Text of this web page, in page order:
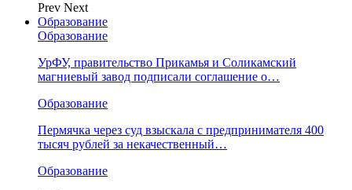
Prev Next
Образование
Образование
УрФУ, правительство Прикамья и Соликамский
магниевый завод подписали соглашение о…
Образование
Пермячка через суд взыскала с предпринимателя 400
тысяч рублей за некачественный…
Образование